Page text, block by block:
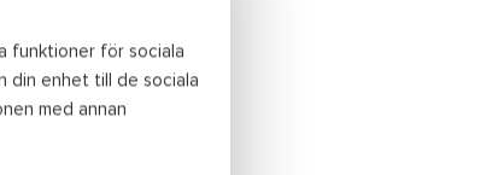
funktioner för sociala
din enhet till de sociala
med annan
månad
och
Här